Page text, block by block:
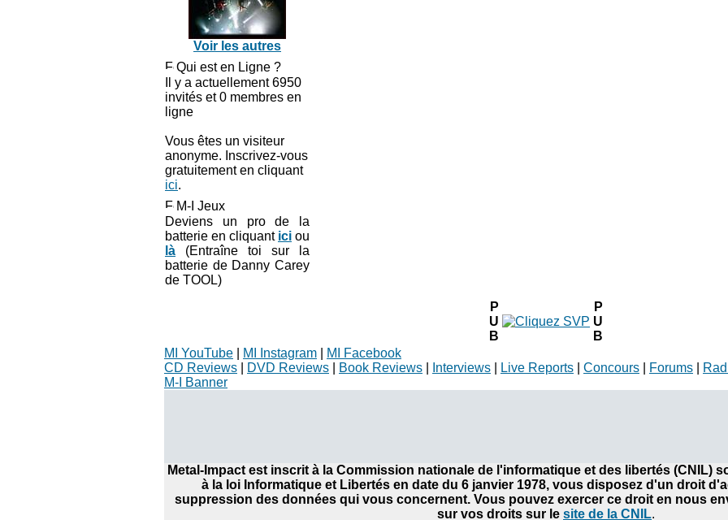
Voir les autres
Qui est en Ligne ?
Il y a actuellement 6950
invités et 0 membres en
ligne
Vous êtes un visiteur
anonyme. Inscrivez-vous
gratuitement en cliquant
ici.
M-I Jeux
Deviens un pro de la
batterie en cliquant ici ou
là (Entraîne toi sur la
batterie de Danny Carey
de TOOL)
P
U
B
P
U
B
MI YouTube
MI Instagram
MI Facebook
CD Reviews
DVD Reviews Book Reviews Interviews Live Reports Concours Forums
M-I Banner
Metal-Impact est inscrit à la Commission nationale de l'informatique et des libertés (CNIL)
à la loi Informatique et Libertés en date du 6 janvier 1978, vous disposez d'un droit
suppression des données qui vous concernent. Vous pouvez exercer ce droit en nous
sur vos droits sur le site de la CNIL.